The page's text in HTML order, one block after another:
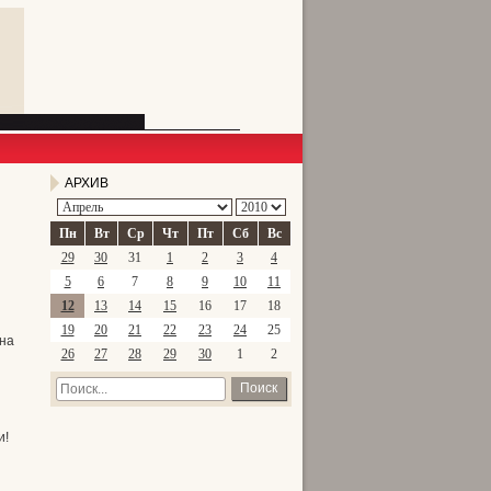
АРХИВ
Пн Вт Ср Чт Пт Сб
Вс
29
30 31 1 2 3
4
5
6 7 8 9 10
11
12
13 14 15 16 17
18
19
20 21 22 23 24
25
26
27 28 29 30 1 2
Поиск